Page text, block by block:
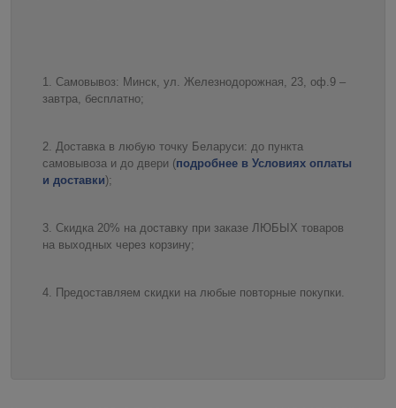
Самовывоз: Минск, ул. Железнодорожная, 23, оф.9 –
завтра, бесплатно;
Доставка в любую точку Беларуси: до пункта
самовывоза и до двери (подробнее в Условиях оплаты
и доставки);
Скидка 20% на доставку при заказе ЛЮБЫХ товаров
на выходных через корзину;
Предоставляем скидки на любые повторные покупки.